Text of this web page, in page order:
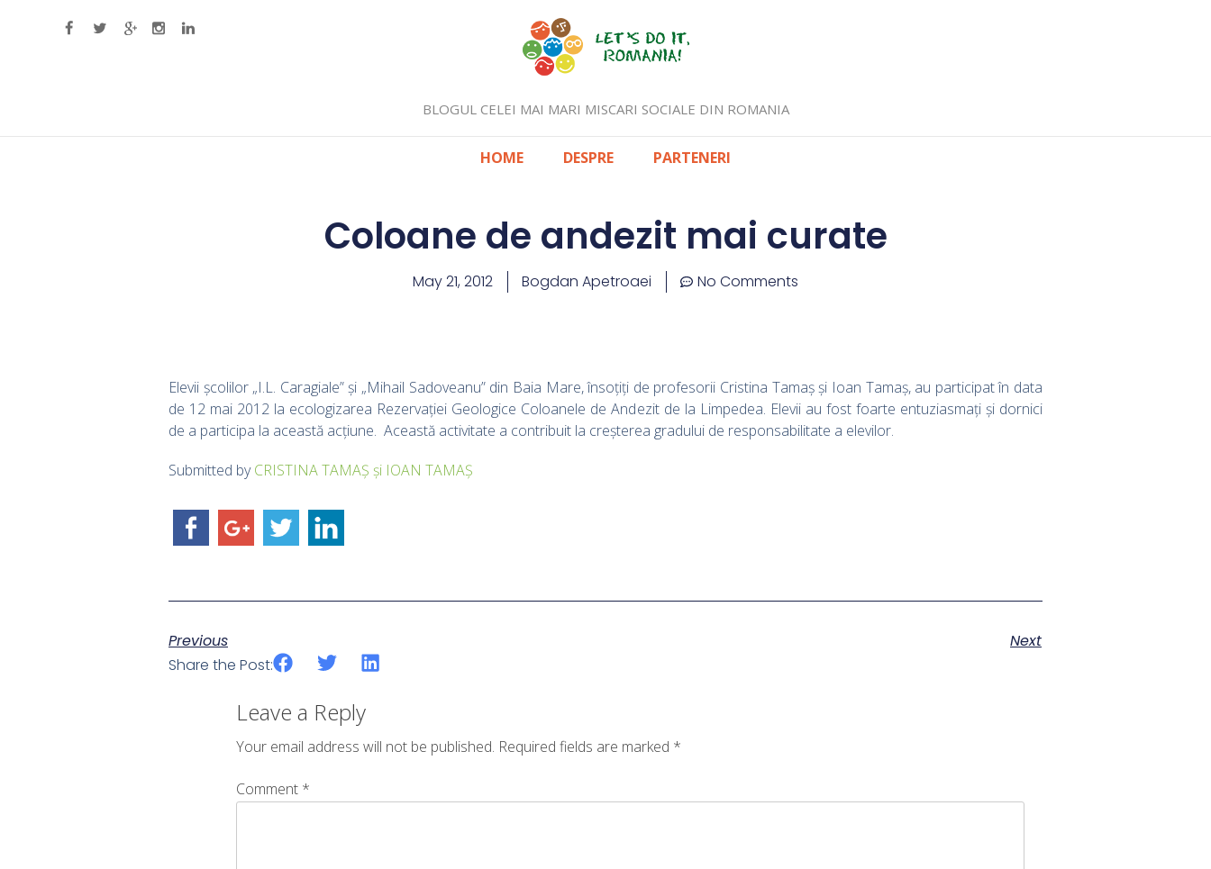
BLOGUL CELEI MAI MARI MISCARI SOCIALE DIN ROMANIA
HOME DESPRE PARTENERI
Coloane de andezit mai curate
May 21, 2012 Bogdan Apetroaei No Comments
Elevii școlilor „I.L. Caragiale” și „Mihail Sadoveanu” din Baia Mare, însoțiți de profesorii Cristina Tamaș și Ioan Tamaș, au participat în data
de 12 mai 2012 la ecologizarea Rezervației Geologice Coloanele de Andezit de la Limpedea. Elevii au fost foarte entuziasmați și dornici
de a participa la această acțiune. Această activitate a contribuit la creșterea gradului de responsabilitate a elevilor.
Submitted byCRISTINA TAMAȘ și IOAN TAMAȘ
Previous
Next
Share the Post:
Leave a Reply
Your email address will not be published. Required fields are marked *
Comment *